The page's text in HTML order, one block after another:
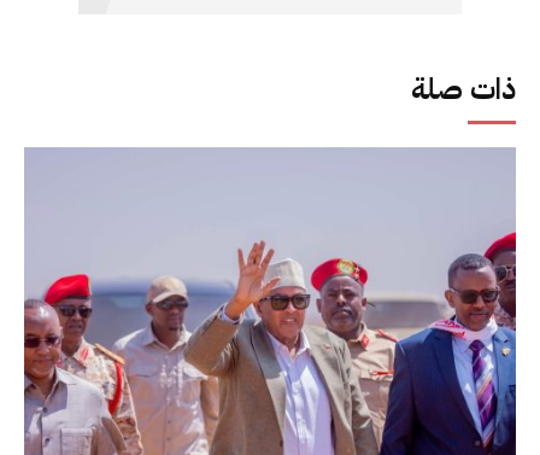
ذات صلة